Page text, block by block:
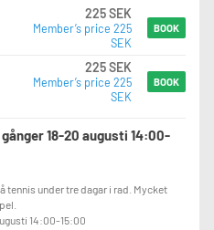
225 SEK
Member’s price 225
SEK
BOOK
225 SEK
Member’s price 225
SEK
BOOK
18-20 augusti 14:00-
tennis under tre dagar i rad. Mycket
14:00-15:00